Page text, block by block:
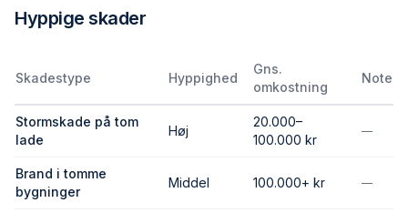
Hyppige skader
Skadestype Hyppighed
Gns.
omkostning
Note
Stormskade på tom
lade
Høj
20.000–
100.000 kr
—
Brand i tomme
bygninger
Middel 100.000+ kr —